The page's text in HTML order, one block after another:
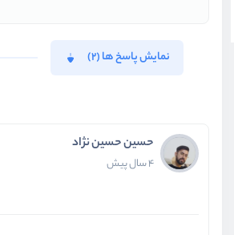
نمایش پاسخ ها (2)
حسین حسین نژاد
4 سال پیش